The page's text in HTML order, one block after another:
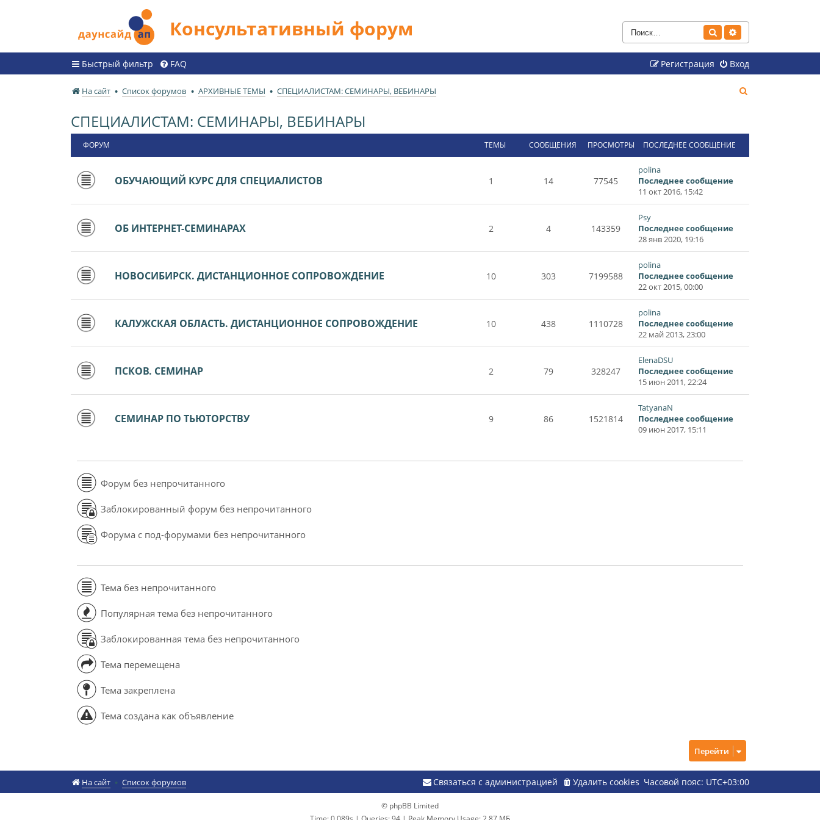
Консультативный форум Поиск
Быстрый фильтр FAQ Вход
Регистрация
На сайт Список форумов АРХИВНЫЕ ТЕМЫ СПЕЦИАЛИСТАМ: СЕМИНАРЫ, ВЕБИНАРЫ
с
СПЕЦИАЛИСТАМ: СЕМИНАРЫ, ВЕБИНАРЫ
ФОРУМ ТЕМЫ СООБЩЕНИЯ ПРОСМОТРЫ ПОСЛЕДНЕЕ СООБЩЕНИЕ
ОБУЧАЮЩИЙ КУРС ДЛЯ СПЕЦИАЛИСТОВ 1 14 77545
polina
Последнее сообщение
11 окт 2016, 15:42
ОБ ИНТЕРНЕТ-СЕМИНАРАХ 2 4 143359
Psy
Последнее сообщение
28 янв 2020, 19:16
НОВОСИБИРСК. ДИСТАНЦИОННОЕ СОПРОВОЖДЕНИЕ 10 303 7199588
polina
Последнее сообщение
22 окт 2015, 00:00
КАЛУЖСКАЯ ОБЛАСТЬ. ДИСТАНЦИОННОЕ СОПРОВОЖДЕНИЕ 10 438 1110728
polina
Последнее сообщение
22 май 2013, 23:00
ПСКОВ. СЕМИНАР 2 79 328247
ElenaDSU
Последнее сообщение
15 июн 2011, 22:24
СЕМИНАР ПО ТЬЮТОРСТВУ 9 86 1521814
TatyanaN
Последнее сообщение
09 июн 2017, 15:11
Форум без непрочитанного
Заблокированный форум без непрочитанного
Форума с под-форумами без непрочитанного
Тема без непрочитанного
Популярная тема без непрочитанного
Заблокированная тема без непрочитанного
Тема перемещена
Тема закреплена
Тема создана как объявление
Перейти
На сайт Список форумов Часовой пояс: UTC+03:00
Удалить cookies
Связаться с администрацией
© phpBB Limited